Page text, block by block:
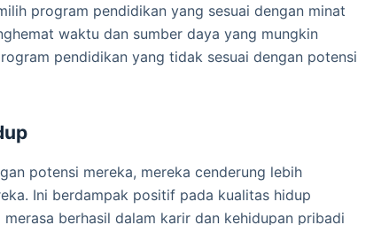
program pendidikan yang sesuai dengan minat
waktu dan sumber daya yang mungkin
pendidikan yang tidak sesuai dengan potensi
potensi mereka, mereka cenderung lebih
Ini berdampak positif pada kualitas hidup
berhasil dalam karir dan kehidupan pribadi